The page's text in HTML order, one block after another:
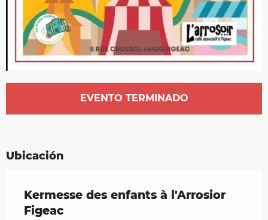
Horarios y datos de contacto
EVENTO TERMINADO
Ubicación
Kermesse des enfants à l'Arrosior
Figeac